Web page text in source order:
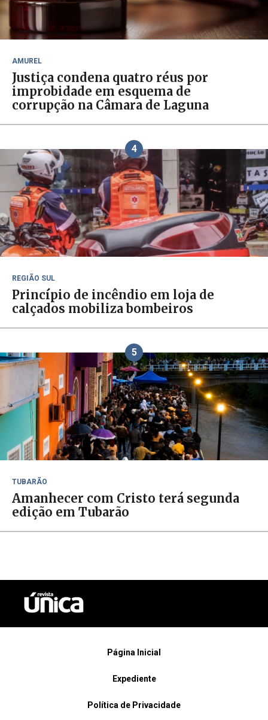
AMUREL
Justiça condena quatro réus por
improbidade em esquema de
corrupção na Câmara de Laguna
4
REGIÃO SUL
Princípio de incêndio em loja de
calçados mobiliza bombeiros
5
TUBARÃO
Amanhecer com Cristo terá segunda
edição em Tubarão
Página Inicial
Expediente
Política de Privacidade